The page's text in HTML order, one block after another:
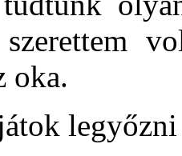
oka.